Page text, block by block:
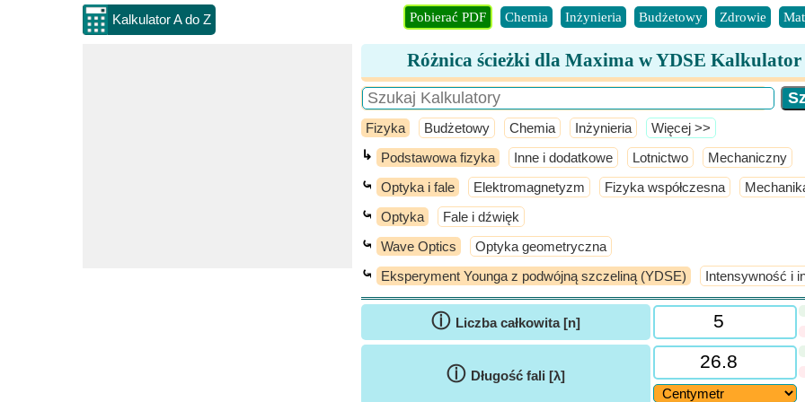
Kalkulator A do Z Pobierać PDF Chemia Inżynieria Budżetowy Zdrowie
Różnica ścieżki dla Maxima w YDSE Kalkulator
Fizyka Budżetowy Chemia Inżynieria ​Więcej >>
↳ Podstawowa fizyka Inne i dodatkowe Lotnictwo Mechaniczny
⤿ Optyka i fale Elektromagnetyzm Fizyka współczesna
⤿ Optyka Fale i dźwięk
⤿ Wave Optics Optyka geometryczna
⤿ Eksperyment Younga z podwójną szczeliną (YDSE) Intensywność i
ⓘ Liczba całkowita [n]
ⓘ Długość fali [λ]